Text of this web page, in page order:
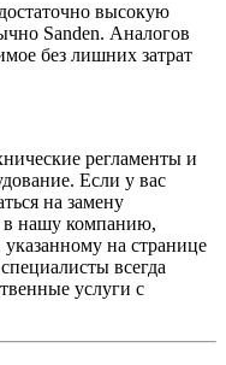
высокую
Sanden. Аналогов
без лишних затрат
регламенты и
Если у вас
на замену
в нашу компанию,
указанному на странице
всегда
услуги с